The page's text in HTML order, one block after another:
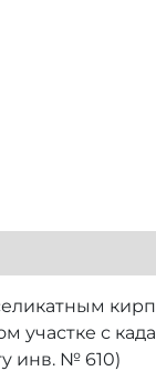
участке с
инв. № 610)